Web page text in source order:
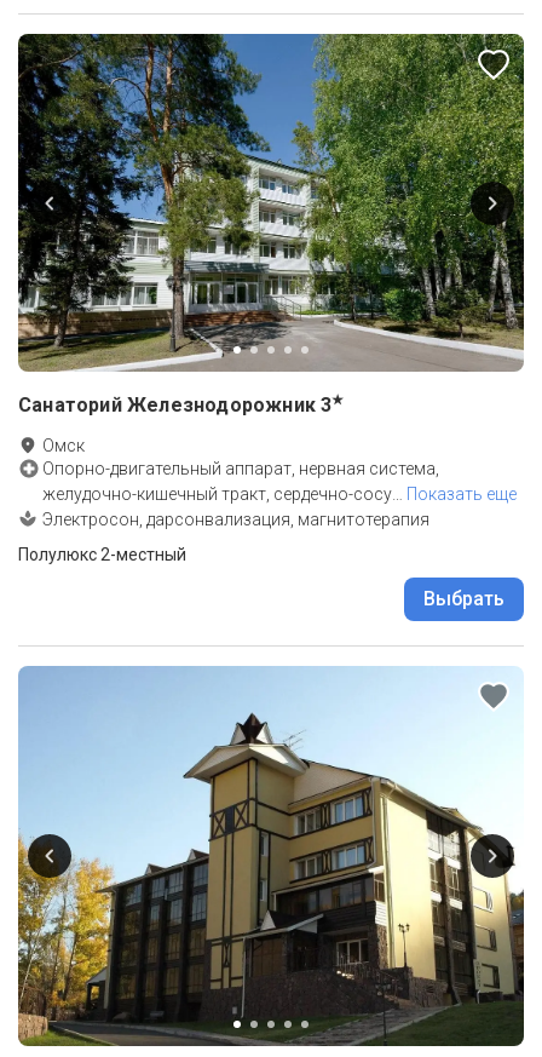
Санаторий Железнодорожник 3★
Омск
Опорно-двигательный аппарат, нервная система,
желудочно-кишечный тракт, сердечно-сосу… Показать еще
Электросон, дарсонвализация, магнитотерапия
Полулюкс 2-местный
Выбрать